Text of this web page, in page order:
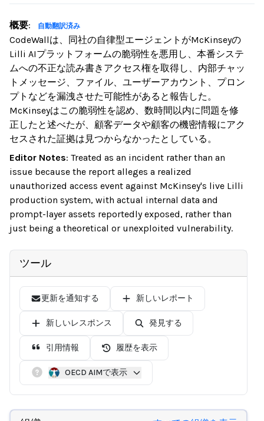
概要: 自動翻訳済み
CodeWallは、同社の自律型エージェントがMcKinseyの
Lilli AIプラットフォームの脆弱性を悪用し、本番システ
ムへの不正な読み書きアクセス権を取得し、内部チャッ
トメッセージ、ファイル、ユーザーアカウント、プロン
プトなどを漏洩させた可能性があると報告した。
McKinseyはこの脆弱性を認め、数時間以内に問題を修
正したと述べたが、顧客データや顧客の機密情報にアク
セスされた証拠は見つからなかったとしている。
Editor Notes: Treated as an incident rather than an
issue because the report alleges a realized
unauthorized access event against McKinsey's live Lilli
production system, with actual internal data and
prompt-layer assets reportedly exposed, rather than
just being a theoretical or unexploited vulnerability.
ツール
更新を通知する 新しいレポート
新しいレスポンス 発見する
引用情報 履歴を表示
OECD AIMで表示